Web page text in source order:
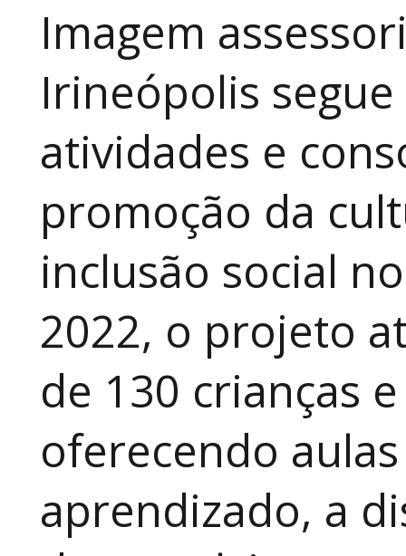
Imagem
Irineópolis
atividades e
promoção da
inclusão social
2022, o projeto
de 130 crianças
oferecendo
aprendizado, a